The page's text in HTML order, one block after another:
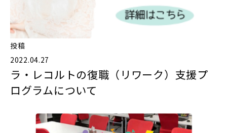
投稿
2022.04.27
ラ・レコルトの復職（リワーク）支援プ
ログラムについて